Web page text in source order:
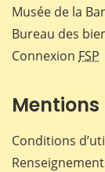
Musée de la
Bureau des
Connexion FSP
Conditions